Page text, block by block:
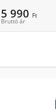
5 990 Ft
Bruttó ár